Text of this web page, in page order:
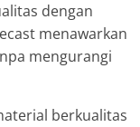
dengan
menawarkan
mengurangi
berkualitas